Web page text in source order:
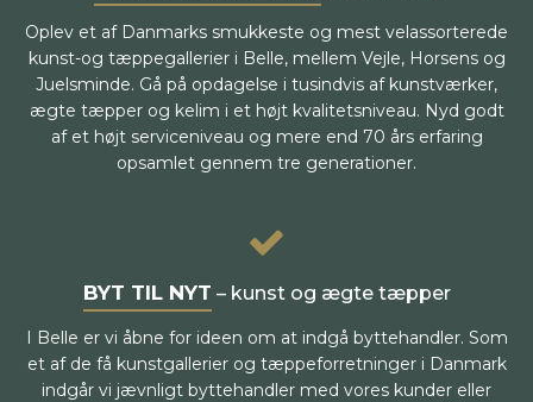
Oplev et af Danmarks smukkeste og mest velassorterede
kunst-og tæppegallerier i Belle, mellem Vejle, Horsens og
Juelsminde. Gå på opdagelse i tusindvis af kunstværker,
ægte tæpper og kelim i et højt kvalitetsniveau. Nyd godt
af et højt serviceniveau og mere end 70 års erfaring
opsamlet gennem tre generationer.
BYT TIL NYT – kunst og ægte tæpper
I Belle er vi åbne for ideen om at indgå byttehandler. Som
et af de få kunstgallerier og tæppeforretninger i Danmark
indgår vi jævnligt byttehandler med vores kunder eller